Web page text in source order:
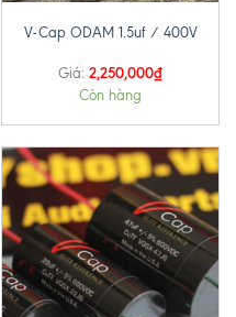
V-Cap ODAM 1.5uf / 400V
Giá: 2,250,000₫
Còn hàng